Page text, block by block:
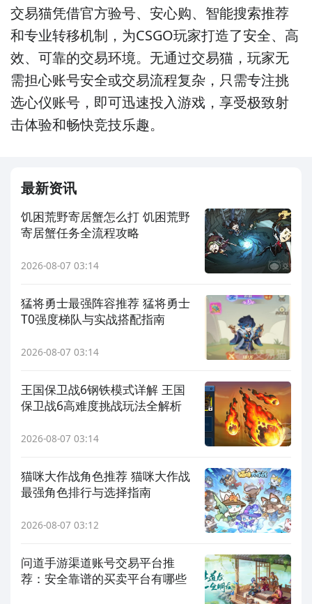
交易猫凭借官方验号、安心购、智能搜索推荐
和专业转移机制，为CSGO玩家打造了安全、高
效、可靠的交易环境。无通过交易猫，玩家无
需担心账号安全或交易流程复杂，只需专注挑
选心仪账号，即可迅速投入游戏，享受极致射
击体验和畅快竞技乐趣。
最新资讯
饥困荒野寄居蟹怎么打 饥困荒野
寄居蟹任务全流程攻略
2026-08-07 03:14
猛将勇士最强阵容推荐 猛将勇士
T0强度梯队与实战搭配指南
2026-08-07 03:14
王国保卫战6钢铁模式详解 王国
保卫战6高难度挑战玩法全解析
2026-08-07 03:14
猫咪大作战角色推荐 猫咪大作战
最强角色排行与选择指南
2026-08-07 03:12
问道手游渠道账号交易平台推
荐：安全靠谱的买卖平台有哪些